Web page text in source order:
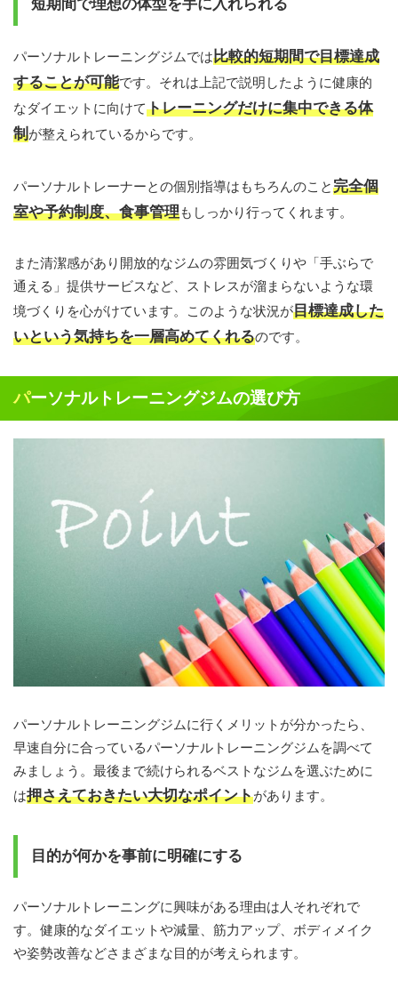
短期間で理想の体型を手に入れられる
パーソナルトレーニングジムでは比較的短期間で目標達成
することが可能です。それは上記で説明したように健康的
なダイエットに向けてトレーニングだけに集中できる体
制が整えられているからです。
パーソナルトレーナーとの個別指導はもちろんのこと完全個
室や予約制度、食事管理もしっかり行ってくれます。
また清潔感があり開放的なジムの雰囲気づくりや「手ぶらで
通える」提供サービスなど、ストレスが溜まらないような環
境づくりを心がけています。このような状況が目標達成した
いという気持ちを一層高めてくれるのです。
パーソナルトレーニングジムの選び方
パーソナルトレーニングジムに行くメリットが分かったら、
早速自分に合っているパーソナルトレーニングジムを調べて
みましょう。最後まで続けられるベストなジムを選ぶために
は押さえておきたい大切なポイントがあります。
目的が何かを事前に明確にする
パーソナルトレーニングに興味がある理由は人それぞれで
す。健康的なダイエットや減量、筋力アップ、ボディメイク
や姿勢改善などさまざまな目的が考えられます。